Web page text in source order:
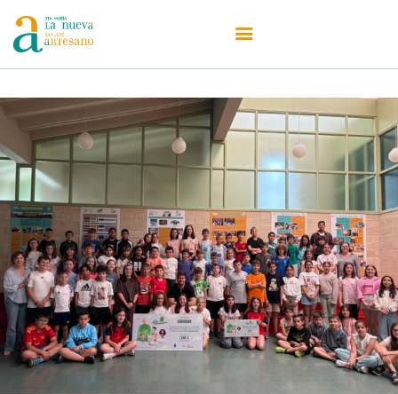
Centro
Oferta Educativa
Admisiones
Secretaría
Actualidad
Erasmus